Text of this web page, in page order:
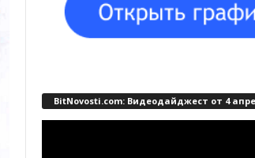
BitNovosti.com: Видеодайджест от 4